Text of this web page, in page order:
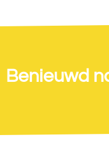
Benieuwd